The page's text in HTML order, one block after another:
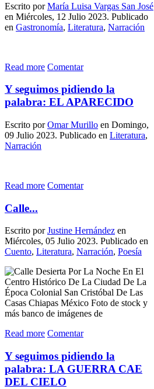
Escrito porMaría Luisa Vargas San José
en Miércoles, 12 Julio 2023. Publicado
en Gastronomía, Literatura, Narración
Read more Comentar
Y seguimos pidiendo la
palabra: EL APARECIDO
Escrito porOmar Murillo en Domingo,
09 Julio 2023. Publicado en Literatura,
Narración
Read more Comentar
Calle...
Escrito porJustine Hernández en
Miércoles, 05 Julio 2023. Publicado en
Cuento, Literatura, Narración, Poesía
Read more Comentar
Y seguimos pidiendo la
palabra: LA GUERRA CAE
DEL CIELO